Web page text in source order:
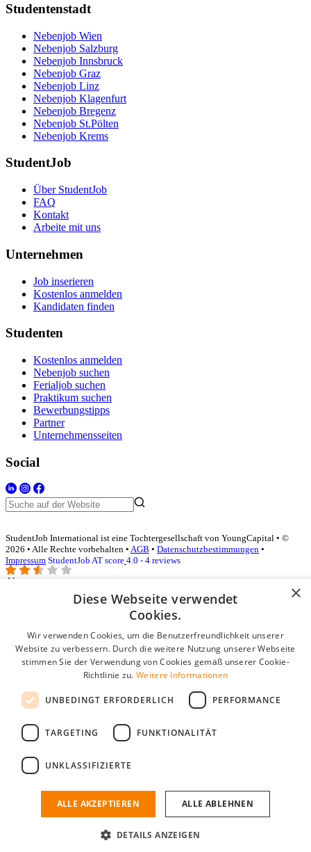
Studentenstadt
Nebenjob Wien
Nebenjob Salzburg
Nebenjob Innsbruck
Nebenjob Graz
Nebenjob Linz
Nebenjob Klagenfurt
Nebenjob Bregenz
Nebenjob St.Pölten
Nebenjob Krems
StudentJob
Über StudentJob
FAQ
Kontakt
Arbeite mit uns
Unternehmen
Job inserieren
Kostenlos anmelden
Kandidaten finden
Studenten
Kostenlos anmelden
Nebenjob suchen
Ferialjob suchen
Praktikum suchen
Bewerbungstipps
Partner
Unternehmensseiten
Social
StudentJob International ist eine Tochtergesellschaft von YoungCapital • ©
2026 • Alle Rechte vorbehalten • AGB • Datenschutzbestimmungen •
Impressum StudentJob AT score 4.0 - 4 reviews
Login für Unternehmen
E-Mail*
Passwort
Angemeldet bleiben
Passwort vergessen?
Kostenloses Unternehmensprofil
Wenn Sie sich registriert haben, können Sie ein Unternehmensprofil
passenden Mitarbeiter zu finden.
×
Diese Webseite verwendet
Cookies.
Wir verwenden Cookies, um die Benutzerfreundlichkeit unserer
Website zu verbessern. Durch die weitere Nutzung unserer Webseite
stimmen Sie der Verwendung von Cookies gemäß unserer Cookie-
Richtlinie zu. Weitere Informationen
UNBEDINGT ERFORDERLICH PERFORMANCE
TARGETING FUNKTIONALITÄT
UNKLASSIFIZIERTE
ALLE AKZEPTIEREN ALLE ABLEHNEN
DETAILS ANZEIGEN